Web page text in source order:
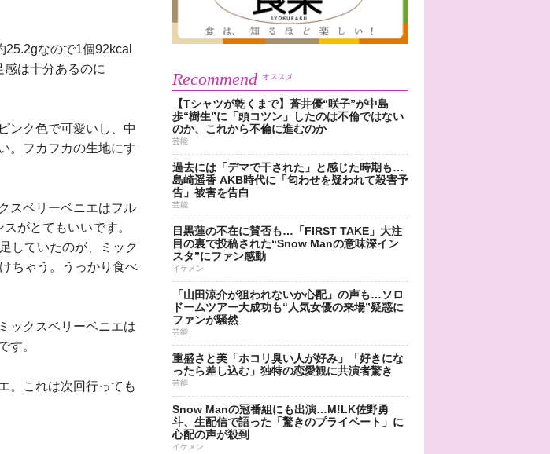
なので1個92kcal
は十分あるのに
ク色で可愛いし、中
。フカフカの生地にす
スベリーベニエはフル
がとてもいいです。
していたのが、ミック
ちゃう。うっかり食べ
ックスベリーベニエは
す。
。これは次回行っても
Recommend オススメ
【Tシャツが乾くまで】蒼井優“咲子”が中島
歩“樹生”に「頭コツン」したのは不倫ではない
のか、これから不倫に進むのか
芸能
過去には「デマで干された」と感じた時期も…
島崎遥香 AKB時代に「匂わせを疑われて殺害予
告」被害を告白
芸能
目黒蓮の不在に賛否も…「FIRST TAKE」大注
目の裏で投稿された“Snow Manの意味深イン
スタ”にファン感動
イケメン
「山田涼介が狙われないか心配」の声も…ソロ
ドームツアー大成功も“人気女優の来場”疑惑に
ファンが騒然
芸能
重盛さと美「ホコリ臭い人が好み」「好きにな
ったら差し込む」独特の恋愛観に共演者驚き
芸能
Snow Manの冠番組にも出演…M!LK佐野勇
斗、生配信で語った「驚きのプライベート」に
心配の声が殺到
イケメン